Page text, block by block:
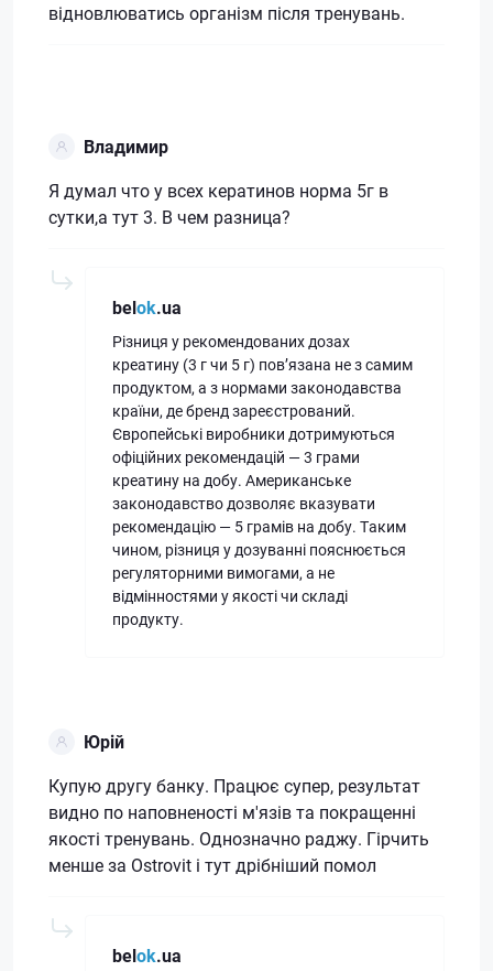
відновлюватись організм після тренувань.
Владимир
Я думал что у всех кератинов норма 5г в
сутки,а тут 3. В чем разница?
belok.ua
Різниця у рекомендованих дозах
креатину (3 г чи 5 г) пов’язана не з самим
продуктом, а з нормами законодавства
країни, де бренд зареєстрований.
Європейські виробники дотримуються
офіційних рекомендацій — 3 грами
креатину на добу. Американське
законодавство дозволяє вказувати
рекомендацію — 5 грамів на добу. Таким
чином, різниця у дозуванні пояснюється
регуляторними вимогами, а не
відмінностями у якості чи складі
продукту.
Юрій
Купую другу банку. Працює супер, результат
видно по наповненості м'язів та покращенні
якості тренувань. Однозначно раджу. Гірчить
менше за Ostrovit і тут дрібніший помол
belok.ua